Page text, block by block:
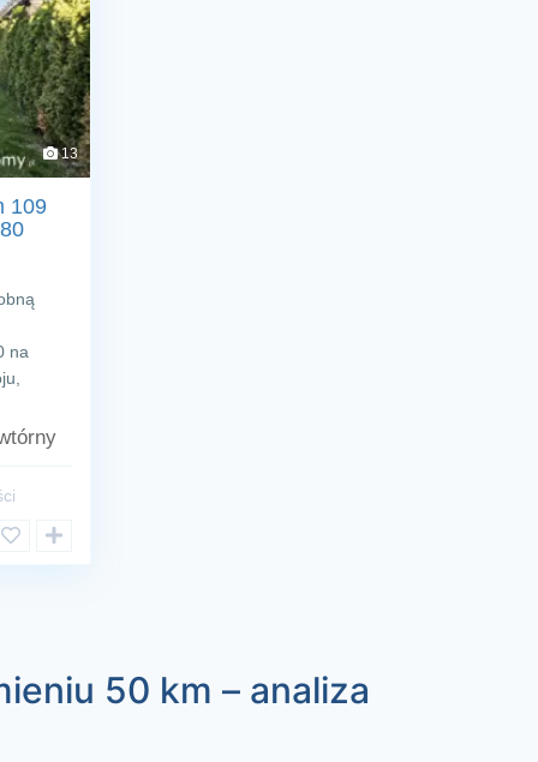
13
109
na
50 km – analiza